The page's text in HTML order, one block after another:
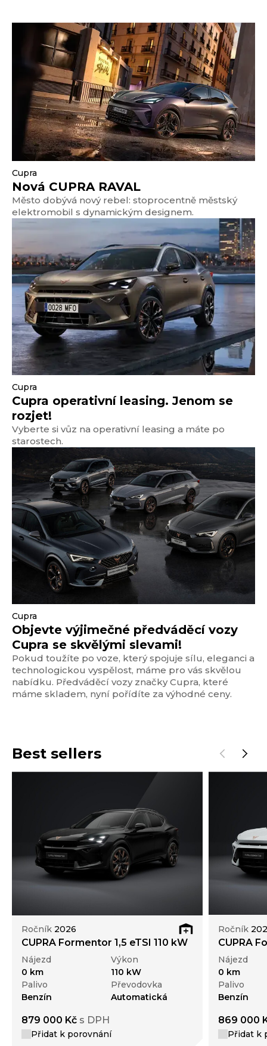
Cupra
Nová CUPRA RAVAL
Město dobývá nový rebel: stoprocentně městský
elektromobil s dynamickým designem.
Cupra
Cupra operativní leasing. Jenom se
rozjet!
Vyberte si vůz na operativní leasing a máte po
starostech.
Cupra
Objevte výjimečné předváděcí vozy
Cupra se skvělými slevami!
Pokud toužíte po voze, který spojuje sílu, eleganci a
technologickou vyspělost, máme pro vás skvělou
nabídku. Předváděcí vozy značky Cupra, které
máme skladem, nyní pořídíte za výhodné ceny.
Best sellers
Ročník 2026
CUPRA Formentor 1,5 eTSI 110 kW
Nájezd
0 km
Výkon
110 kW
Palivo
Benzín
Převodovka
Automatická
879 000 Kč s DPH
Přidat k porovnání
Ročník
CUPRA
Nájezd
0 km
Palivo
Benzín
869 000
Přidat k